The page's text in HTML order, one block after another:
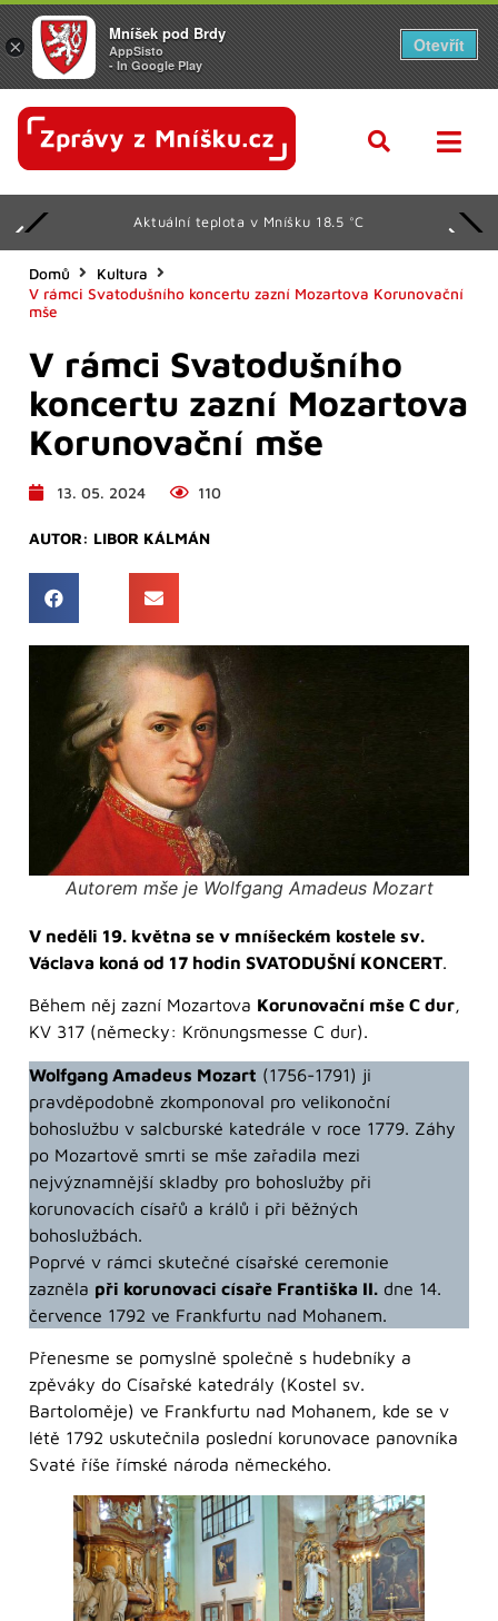
Aktuální teplota v Mníšku 18.5 °C
Domů
Kultura
V rámci Svatodušního koncertu zazní Mozartova Korunovační
mše
V rámci Svatodušního
koncertu zazní Mozartova
Korunovační mše
13. 05. 2024 110
AUTOR: LIBOR KÁLMÁN
Autorem mše je Wolfgang Amadeus Mozart
V neděli 19. května se v mníšeckém kostele sv.
Václava koná od 17 hodin SVATODUŠNÍ KONCERT.
Během něj zazní Mozartova Korunovační mše C dur,
KV 317 (německy: Krönungsmesse C dur).
Wolfgang Amadeus Mozart (1756-1791) ji
pravděpodobně zkomponoval pro velikonoční
bohoslužbu v salcburské katedrále v roce 1779. Záhy
po Mozartově smrti se mše zařadila mezi
nejvýznamnější skladby pro bohoslužby při
korunovacích císařů a králů i při běžných
bohoslužbách.
Poprvé v rámci skutečné císařské ceremonie
zazněla při korunovaci císaře Františka II. dne 14.
července 1792 ve Frankfurtu nad Mohanem.
Přenesme se pomyslně společně s hudebníky a
zpěváky do Císařské katedrály (Kostel sv.
Bartoloměje) ve Frankfurtu nad Mohanem, kde se v
létě 1792 uskutečnila poslední korunovace panovníka
Svaté říše římské národa německého.
×
Mníšek pod Brdy
AppSisto
- In Google Play
Otevřít